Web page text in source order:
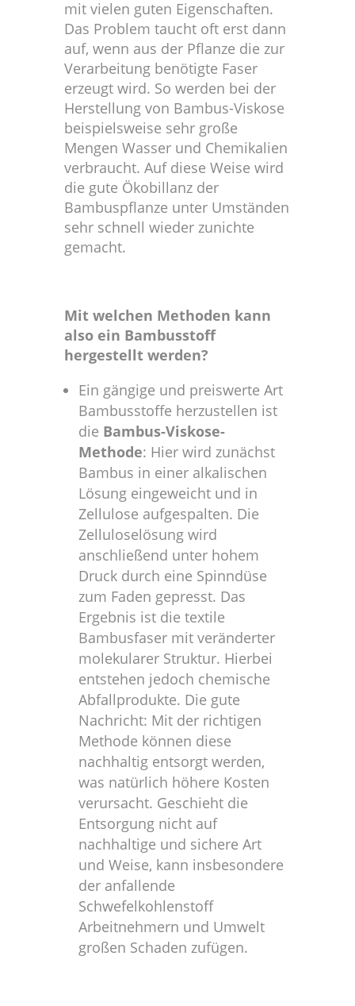
mit vielen guten Eigenschaften.
Das Problem taucht oft erst dann
auf, wenn aus der Pflanze die zur
Verarbeitung benötigte Faser
erzeugt wird. So werden bei der
Herstellung von Bambus-Viskose
beispielsweise sehr große
Mengen Wasser und Chemikalien
verbraucht. Auf diese Weise wird
die gute Ökobillanz der
Bambuspflanze unter Umständen
sehr schnell wieder zunichte
gemacht.
Mit welchen Methoden kann
also ein Bambusstoff
hergestellt werden?
Ein gängige und preiswerte Art
Bambusstoffe herzustellen ist
die Bambus-Viskose-
Methode: Hier wird zunächst
Bambus in einer alkalischen
Lösung eingeweicht und in
Zellulose aufgespalten. Die
Zelluloselösung wird
anschließend unter hohem
Druck durch eine Spinndüse
zum Faden gepresst. Das
Ergebnis ist die textile
Bambusfaser mit veränderter
molekularer Struktur. Hierbei
entstehen jedoch chemische
Abfallprodukte. Die gute
Nachricht: Mit der richtigen
Methode können diese
nachhaltig entsorgt werden,
was natürlich höhere Kosten
verursacht. Geschieht die
Entsorgung nicht auf
nachhaltige und sichere Art
und Weise, kann insbesondere
der anfallende
Schwefelkohlenstoff
Arbeitnehmern und Umwelt
großen Schaden zufügen.